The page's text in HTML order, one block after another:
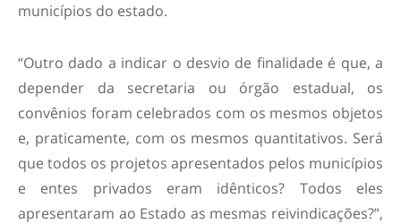
municípios do estado.
“Outro dado a indicar o desvio de finalidade é que, a
depender da secretaria ou órgão estadual, os
convênios foram celebrados com os mesmos objetos
e, praticamente, com os mesmos quantitativos. Será
que todos os projetos apresentados pelos municípios
e entes privados eram idênticos? Todos eles
apresentaram ao Estado as mesmas reivindicações?”,